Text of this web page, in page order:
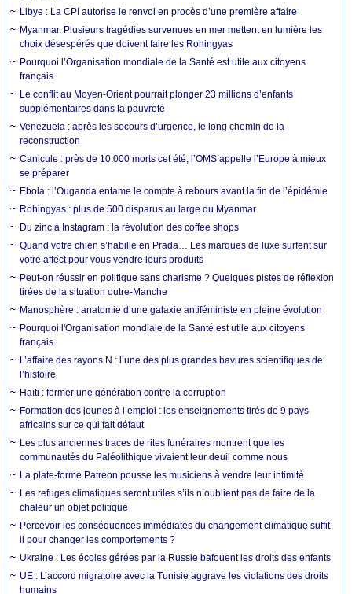
Libye : La CPI autorise le renvoi en procès d’une première affaire
Myanmar. Plusieurs tragédies survenues en mer mettent en lumière les
choix désespérés que doivent faire les Rohingyas
Pourquoi l’Organisation mondiale de la Santé est utile aux citoyens
français
Le conflit au Moyen-Orient pourrait plonger 23 millions d’enfants
supplémentaires dans la pauvreté
Venezuela : après les secours d’urgence, le long chemin de la
reconstruction
Canicule : près de 10.000 morts cet été, l’OMS appelle l’Europe à mieux
se préparer
Ebola : l’Ouganda entame le compte à rebours avant la fin de l’épidémie
Rohingyas : plus de 500 disparus au large du Myanmar
Du zinc à Instagram : la révolution des coffee shops
Quand votre chien s’habille en Prada… Les marques de luxe surfent sur
votre affect pour vous vendre leurs produits
Peut-on réussir en politique sans charisme ? Quelques pistes de réflexion
tirées de la situation outre-Manche
Manosphère : anatomie d’une galaxie antiféministe en pleine évolution
Pourquoi l'Organisation mondiale de la Santé est utile aux citoyens
français
L’affaire des rayons N : l’une des plus grandes bavures scientifiques de
l’histoire
Haïti : former une génération contre la corruption
Formation des jeunes à l’emploi : les enseignements tirés de 9 pays
africains sur ce qui fait défaut
Les plus anciennes traces de rites funéraires montrent que les
communautés du Paléolithique vivaient leur deuil comme nous
La plate-forme Patreon pousse les musiciens à vendre leur intimité
Les refuges climatiques seront utiles s’ils n’oublient pas de faire de la
chaleur un objet politique
Percevoir les conséquences immédiates du changement climatique suffit-
il pour changer les comportements ?
Ukraine : Les écoles gérées par la Russie bafouent les droits des enfants
UE : L’accord migratoire avec la Tunisie aggrave les violations des droits
humains